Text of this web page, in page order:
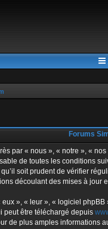
Forums
par « nous », « notre », «
de toutes les conditions
soit prudent de vérifier
découlant des mises à jour
», « leur », « logiciel
peut être téléchargé depuis
de plus amples informations